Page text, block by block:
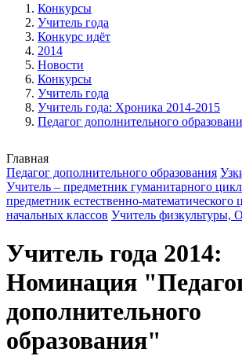
Конкурсы
Учитель года
Конкурс идёт
2014
Новости
Конкурсы
Учитель года
Учитель года: Хроника 2014-2015
Педагог дополнительного
Главная
Педагог дополнительного образования
Учитель – предметник гуманитарного
предметник естественно-математического
начальных классов Учитель физкультуры,
Учитель года 2014:
Номинация
дополнительного
образования"